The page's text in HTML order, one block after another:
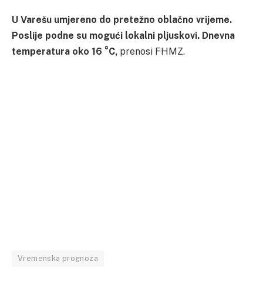
U Varešu umjereno do pretežno oblačno vrijeme.
Poslije podne su mogući lokalni pljuskovi. Dnevna
temperatura oko 16 °C, prenosi FHMZ.
Vremenska prognoza